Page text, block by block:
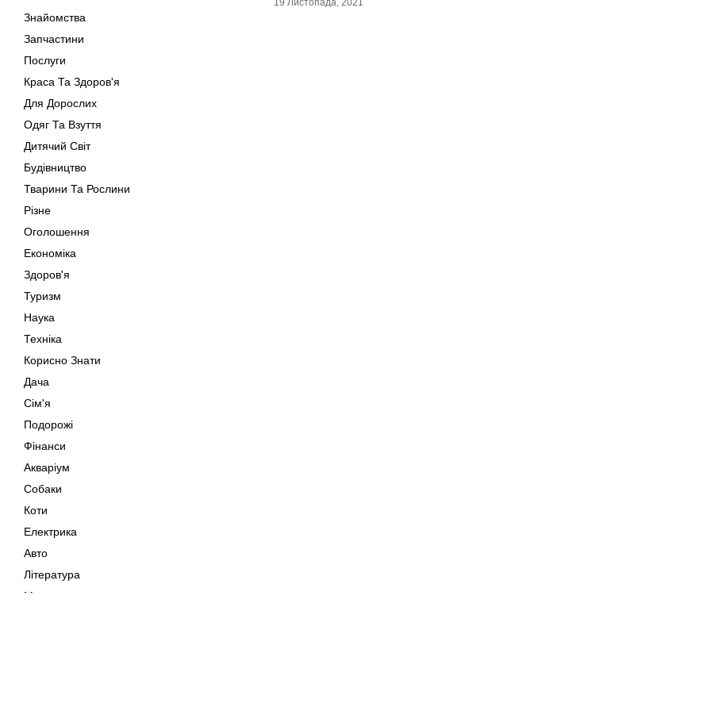
Знайомства
Запчастини
Послуги
Краса Та Здоров'я
Для Дорослих
Одяг Та Взуття
Дитячий Світ
Будівництво
Тварини Та Рослини
Різне
Оголошення
Економіка
Здоров'я
Туризм
Наука
Техніка
Корисно Знати
Дача
Сім'я
Подорожі
Фінанси
Акваріум
Собаки
Коти
Електрика
Авто
Література
Музика
19 Листопада, 2021